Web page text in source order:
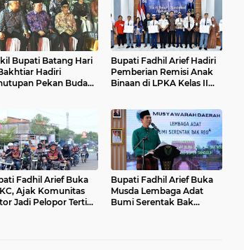
Bupati Batang Hari
Hadiri
Pekan Budaya
Bupati Fadhil Arief Hadiri
Pemberian Remisi Anak
Binaan di LPKA Kelas II
Fadhil Arief Buka
Ajak Komunitas
Jadi Pelopor Tertib
Bupati Fadhil Arief Buka
Musda Lembaga Adat
Bumi Serentak Bak